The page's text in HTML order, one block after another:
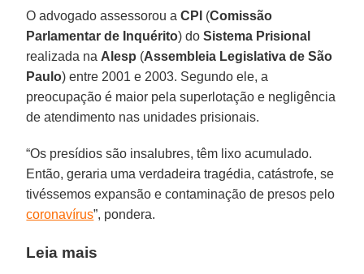
O advogado assessorou aCPI (Comissão
Parlamentar de Inquérito) doSistema Prisional
realizada na Alesp (Assembleia Legislativa de São
Paulo) entre 2001 e 2003. Segundo ele, a
preocupação é maior pela superlotação e negligência
de atendimento nas unidades prisionais.
“Os presídios são insalubres, têm lixo acumulado.
Então, geraria uma verdadeira tragédia, catástrofe, se
tivéssemos expansão e contaminação de presos pelo
coronavírus”, pondera.
Leia mais